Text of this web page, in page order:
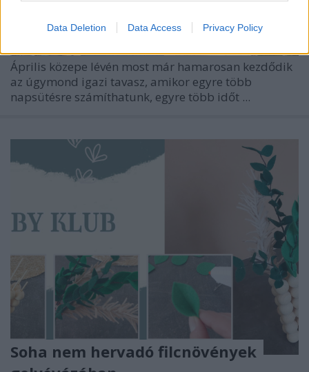
Data Deletion Data Access Privacy Policy
Április közepe lévén most már hamarosan kezdődik
az úgymond igazi tavasz, amikor egyre több
napsütésre számíthatunk, egyre több időt ...
Soha nem hervadó filcnövények